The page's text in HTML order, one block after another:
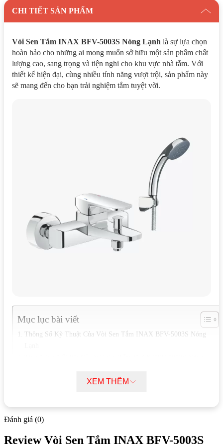
CHI TIẾT SẢN PHẨM
Vòi Sen Tắm INAX BFV-5003S Nóng Lạnh là sự lựa chọn
hoàn hảo cho những ai mong muốn sở hữu một sản phẩm chất
lượng cao, sang trọng và tiện nghi cho khu vực nhà tắm. Với
thiết kế hiện đại, cùng nhiều tính năng vượt trội, sản phẩm này
sẽ mang đến cho bạn trải nghiệm tắm tuyệt vời.
Mục lục bài viết
Thông Số Kỹ Thuật Của Vòi Sen Tắm INAX BFV-5003S Nóng
INAX BFV-5003S Nóng Lạnh
XEM THÊM
Đánh giá (0)
Review Vòi Sen Tắm INAX BFV-5003S